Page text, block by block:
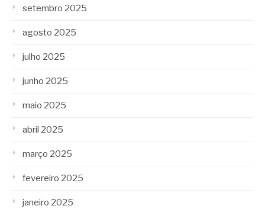
setembro 2025
agosto 2025
julho 2025
junho 2025
maio 2025
abril 2025
março 2025
fevereiro 2025
janeiro 2025